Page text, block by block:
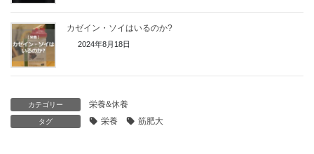
カゼイン・ソイはいるのか?
2024年8月18日
カテゴリー 栄養&休養
タグ 栄養 筋肥大